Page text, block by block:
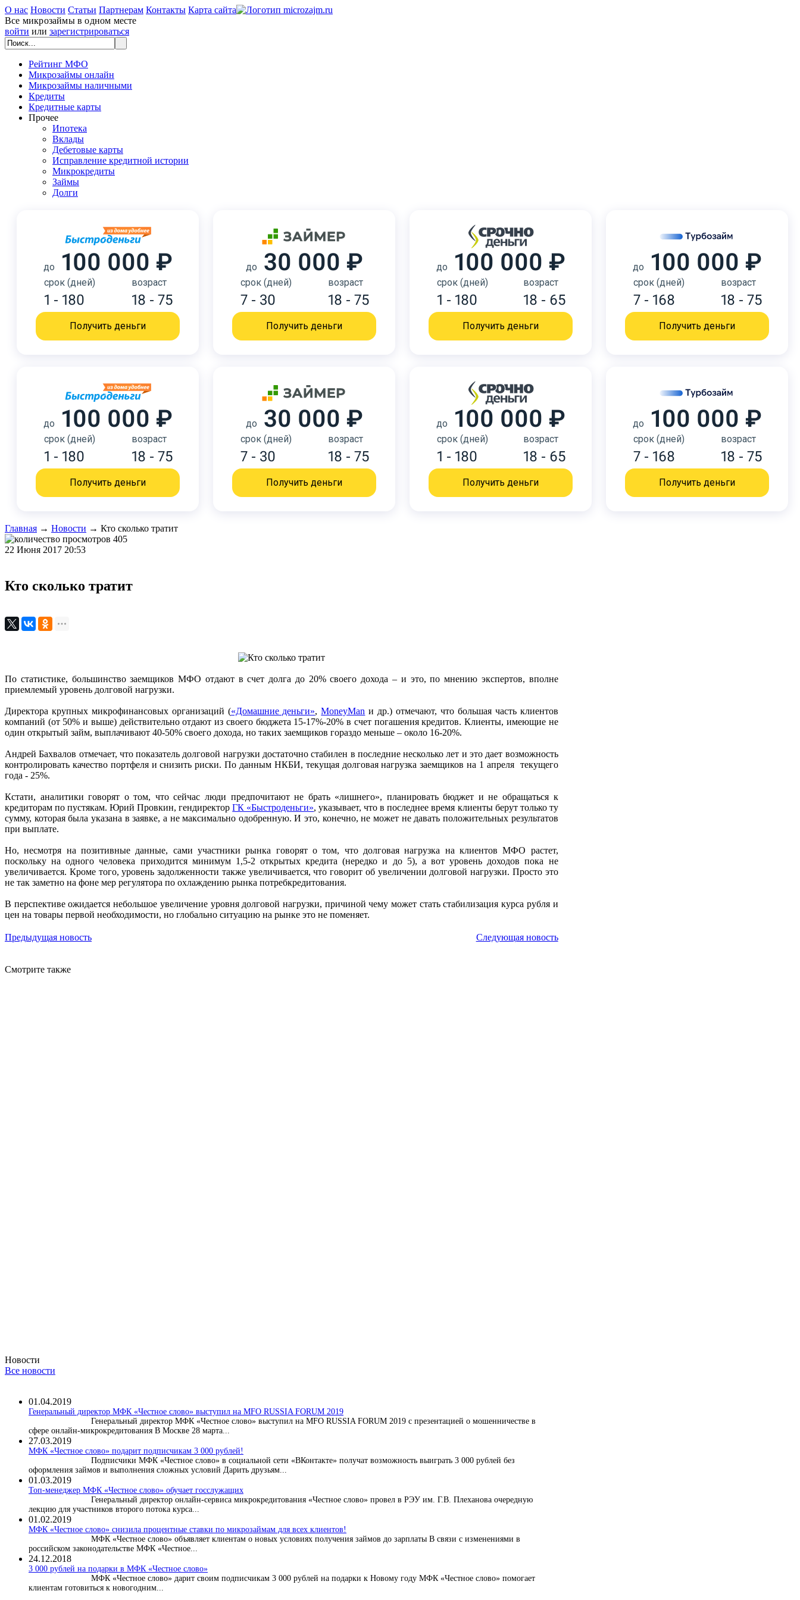
О нас Новости Статьи Партнерам Контакты Карта сайта
Все микрозаймы в одном месте
войти или зарегистрироваться
Рейтинг МФО
Микрозаймы онлайн
Микрозаймы наличными
Кредиты
Кредитные карты
Прочее
Ипотека
Вклады
Дебетовые карты
Исправление кредитной истории
Микрокредиты
Займы
Долги
до 100 000 ₽
срок (дней)
1 - 180
возраст
18 - 75
Получить деньги
до 30 000 ₽
срок (дней)
7 - 30
возраст
18 - 75
Получить деньги
до 100 000 ₽
срок (дней)
1 - 180
возраст
18 - 65
Получить деньги
до 100 000 ₽
срок (дней)
7 - 168
возраст
18 - 75
Получить деньги
до 100 000 ₽
срок (дней)
1 - 180
возраст
18 - 75
Получить деньги
до 30 000 ₽
срок (дней)
7 - 30
возраст
18 - 75
Получить деньги
до 100 000 ₽
срок (дней)
1 - 180
возраст
18 - 65
Получить деньги
до 100 000 ₽
срок (дней)
7 - 168
возраст
18 - 75
Получить деньги
Главная → Новости → Кто сколько тратит
405
22 Июня 2017 20:53
Кто сколько тратит
По статистике, большинство заемщиков МФО отдают в счет долга до 20% своего дохода – и это, по мнению экспертов, вполне
приемлемый уровень долговой нагрузки.
Директора крупных микрофинансовых организаций («Домашние деньги»,MoneyMan и др.) отмечают, что большая часть клиентов
компаний (от 50% и выше) действительно отдают из своего бюджета 15-17%-20% в счет погашения кредитов. Клиенты, имеющие не
один открытый займ, выплачивают 40-50% своего дохода, но таких заемщиков гораздо меньше – около 16-20%.
Андрей Бахвалов отмечает, что показатель долговой нагрузки достаточно стабилен в последние несколько лет и это дает возможность
контролировать качество портфеля и снизить риски. По данным НКБИ, текущая долговая нагрузка заемщиков на 1 апреля текущего
года - 25%.
Кстати, аналитики говорят о том, что сейчас люди предпочитают не брать «лишнего», планировать бюджет и не обращаться к
кредиторам по пустякам. Юрий Провкин, гендиректорГК «Быстроденьги», указывает, что в последнее время клиенты берут только ту
сумму, которая была указана в заявке, а не максимально одобренную. И это, конечно, не может не давать положительных результатов
при выплате.
Но, несмотря на позитивные данные, сами участники рынка говорят о том, что долговая нагрузка на клиентов МФО растет,
поскольку на одного человека приходится минимум 1,5-2 открытых кредита (нередко и до 5), а вот уровень доходов пока не
увеличивается. Кроме того, уровень задолженности также увеличивается, что говорит об увеличении долговой нагрузки. Просто это
не так заметно на фоне мер регулятора по охлаждению рынка потребкредитования.
В перспективе ожидается небольшое увеличение уровня долговой нагрузки, причиной чему может стать стабилизация курса рубля и
цен на товары первой необходимости, но глобально ситуацию на рынке это не поменяет.
Предыдущая новость Следующая новость
Смотрите также
Новости
Все новости
01.04.2019
Генеральный директор МФК «Честное слово» выступил на MFO RUSSIA FORUM 2019
Генеральный директор МФК «Честное слово» выступил на MFO RUSSIA FORUM 2019 с презентацией о мошенничестве в
сфере онлайн-микрокредитования В Москве 28 марта...
27.03.2019
МФК «Честное слово» подарит подписчикам 3 000 рублей!
Подписчики МФК «Честное слово» в социальной сети «ВКонтакте» получат возможность выиграть 3 000 рублей без
оформления займов и выполнения сложных условий Дарить друзьям...
01.03.2019
Топ-менеджер МФК «Честное слово» обучает госслужащих
Генеральный директор онлайн-сервиса микрокредитования «Честное слово» провел в РЭУ им. Г.В. Плеханова очередную
лекцию для участников второго потока курса...
01.02.2019
МФК «Честное слово» снизила процентные ставки по микрозаймам для всех клиентов!
МФК «Честное слово» объявляет клиентам о новых условиях получения займов до зарплаты В связи с изменениями в
российском законодательстве МФК «Честное...
24.12.2018
3 000 рублей на подарки в МФК «Честное слово»
МФК «Честное слово» дарит своим подписчикам 3 000 рублей на подарки к Новому году МФК «Честное слово» помогает
клиентам готовиться к новогодним...